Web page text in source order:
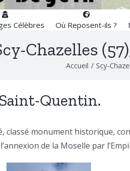
Célèbres Où Reposent-ils ?
Chazelles
Accueil / Scy-
Quentin.
monument historique,
de la Moselle par